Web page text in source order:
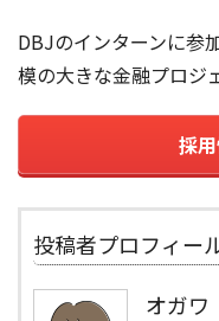
DBJのインターンに参
模の大きな金融プロジ
採
投稿者プロフィー
オガワ